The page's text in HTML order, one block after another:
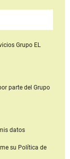
Grupo EL
parte del Grupo
datos
su Política de